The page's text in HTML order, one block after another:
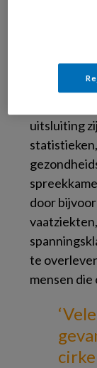
heeft
en welzijn.
zien wij dit
financiële
uitsluiting
door
te
mensen